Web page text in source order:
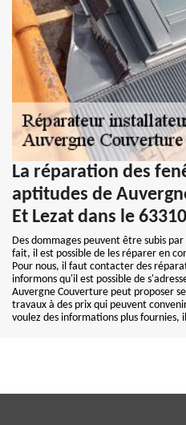
La réparation des
aptitudes de
Et Lezat dans le 63310
Des dommages peuvent être subis
fait, il est possible de les réparer en
Pour nous, il faut contacter des
informons qu'il est possible de
Auvergne Couverture peut proposer
travaux à des prix qui peuvent
voulez des informations plus fournies,